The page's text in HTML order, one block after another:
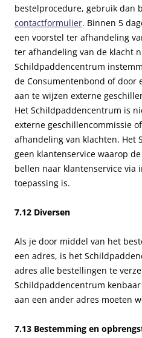
bestelprocedure, gebruik dan
contactformulier. Binnen 5
een voorstel ter afhandeling
ter afhandeling van de klacht
Schildpaddencentrum
de Consumentenbond of door
aan te wijzen externe
Het Schildpaddencentrum is
externe geschillencommissie
afhandeling van klachten. Het
geen klantenservice waarop
bellen naar klantenservice via
toepassing is.
7.12 Diversen
Als je door middel van het
een adres, is het
adres alle bestellingen te
Schildpaddencentrum
aan een ander adres moeten
7.13 Bestemming en